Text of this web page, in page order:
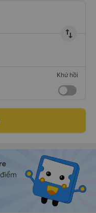
import_export
Khứ hồi